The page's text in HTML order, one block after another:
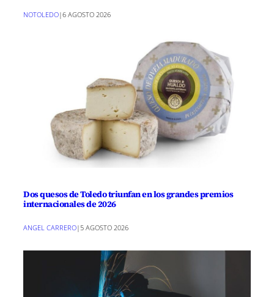
NOTOLEDO|6 AGOSTO 2026
Dos quesos de Toledo triunfan en los grandes premios
internacionales de 2026
ANGEL CARRERO|5 AGOSTO 2026